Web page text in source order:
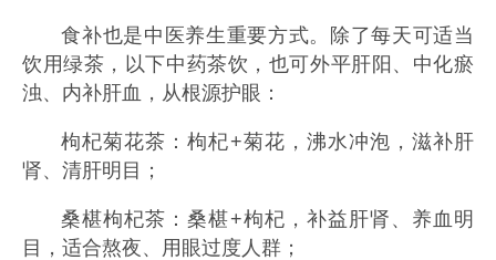
食补也是中医养生重要方式。除了每天可适当
饮用绿茶，以下中药茶饮，也可外平肝阳、中化瘀
浊、内补肝血，从根源护眼：
枸杞菊花茶：枸杞+菊花，沸水冲泡，滋补肝
肾、清肝明目；
桑椹枸杞茶：桑椹+枸杞，补益肝肾、养血明
目，适合熬夜、用眼过度人群；